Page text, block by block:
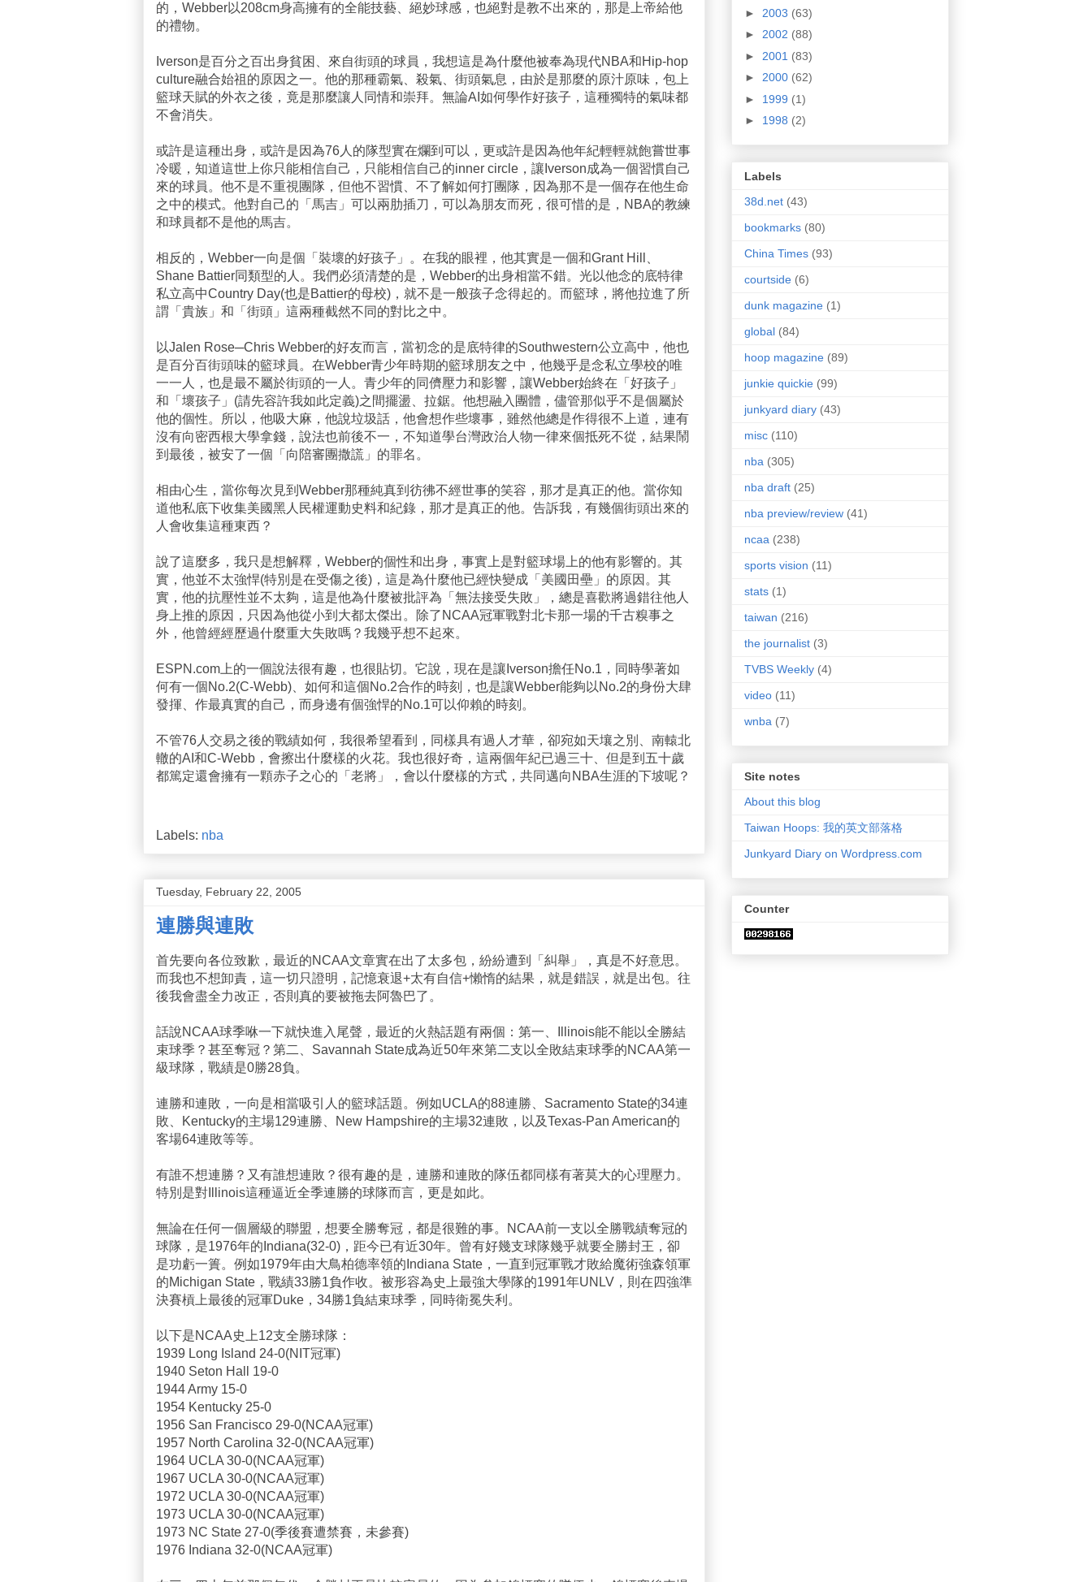
的，Webber以208cm身高擁有的全能技藝、絕妙球感，也絕對是教不出來的，那是上帝給他
的禮物。
Iverson是百分之百出身貧困、來自街頭的球員，我想這是為什麼他被奉為現代NBA和Hip-hop
culture融合始祖的原因之一。他的那種霸氣、殺氣、街頭氣息，由於是那麼的原汁原味，包上
籃球天賦的外衣之後，竟是那麼讓人同情和崇拜。無論AI如何學作好孩子，這種獨特的氣味都
不會消失。
或許是這種出身，或許是因為76人的隊型實在爛到可以，更或許是因為他年紀輕輕就飽嘗世事
冷暖，知道這世上你只能相信自己，只能相信自己的inner circle，讓Iverson成為一個習慣自己
來的球員。他不是不重視團隊，但他不習慣、不了解如何打團隊，因為那不是一個存在他生命
之中的模式。他對自己的「馬吉」可以兩肋插刀，可以為朋友而死，很可惜的是，NBA的教練
和球員都不是他的馬吉。
相反的，Webber一向是個「裝壞的好孩子」。在我的眼裡，他其實是一個和Grant Hill、
Shane Battier同類型的人。我們必須清楚的是，Webber的出身相當不錯。光以他念的底特律
私立高中Country Day(也是Battier的母校)，就不是一般孩子念得起的。而籃球，將他拉進了所
謂「貴族」和「街頭」這兩種截然不同的對比之中。
以Jalen Rose─Chris Webber的好友而言，當初念的是底特律的Southwestern公立高中，他也
是百分百街頭味的籃球員。在Webber青少年時期的籃球朋友之中，他幾乎是念私立學校的唯
一一人，也是最不屬於街頭的一人。青少年的同儕壓力和影響，讓Webber始終在「好孩子」
和「壞孩子」(請先容許我如此定義)之間擺盪、拉鋸。他想融入團體，儘管那似乎不是個屬於
他的個性。所以，他吸大麻，他說垃圾話，他會想作些壞事，雖然他總是作得很不上道，連有
沒有向密西根大學拿錢，說法也前後不一，不知道學台灣政治人物一律來個抵死不從，結果鬧
到最後，被安了一個「向陪審團撒謊」的罪名。
相由心生，當你每次見到Webber那種純真到彷彿不經世事的笑容，那才是真正的他。當你知
道他私底下收集美國黑人民權運動史料和紀錄，那才是真正的他。告訴我，有幾個街頭出來的
人會收集這種東西？
說了這麼多，我只是想解釋，Webber的個性和出身，事實上是對籃球場上的他有影響的。其
實，他並不太強悍(特別是在受傷之後)，這是為什麼他已經快變成「美國田壘」的原因。其
實，他的抗壓性並不太夠，這是他為什麼被批評為「無法接受失敗」，總是喜歡將過錯往他人
身上推的原因，只因為他從小到大都太傑出。除了NCAA冠軍戰對北卡那一場的千古糗事之
外，他曾經經歷過什麼重大失敗嗎？我幾乎想不起來。
ESPN.com上的一個說法很有趣，也很貼切。它說，現在是讓Iverson擔任No.1，同時學著如
何有一個No.2(C-Webb)、如何和這個No.2合作的時刻，也是讓Webber能夠以No.2的身份大肆
發揮、作最真實的自己，而身邊有個強悍的No.1可以仰賴的時刻。
不管76人交易之後的戰績如何，我很希望看到，同樣具有過人才華，卻宛如天壤之別、南轅北
轍的AI和C-Webb，會擦出什麼樣的火花。我也很好奇，這兩個年紀已過三十、但是到五十歲
都篤定還會擁有一顆赤子之心的「老將」，會以什麼樣的方式，共同邁向NBA生涯的下坡呢？
Labels: nba
Tuesday, February 22, 2005
連勝與連敗
首先要向各位致歉，最近的NCAA文章實在出了太多包，紛紛遭到「糾舉」，真是不好意思。
而我也不想卸責，這一切只證明，記憶衰退+太有自信+懶惰的結果，就是錯誤，就是出包。往
後我會盡全力改正，否則真的要被拖去阿魯巴了。
話說NCAA球季咻一下就快進入尾聲，最近的火熱話題有兩個：第一、Illinois能不能以全勝結
束球季？甚至奪冠？第二、Savannah State成為近50年來第二支以全敗結束球季的NCAA第一
級球隊，戰績是0勝28負。
連勝和連敗，一向是相當吸引人的籃球話題。例如UCLA的88連勝、Sacramento State的34連
敗、Kentucky的主場129連勝、New Hampshire的主場32連敗，以及Texas-Pan American的
客場64連敗等等。
有誰不想連勝？又有誰想連敗？很有趣的是，連勝和連敗的隊伍都同樣有著莫大的心理壓力。
特別是對Illinois這種逼近全季連勝的球隊而言，更是如此。
無論在任何一個層級的聯盟，想要全勝奪冠，都是很難的事。NCAA前一支以全勝戰績奪冠的
球隊，是1976年的Indiana(32-0)，距今已有近30年。曾有好幾支球隊幾乎就要全勝封王，卻
是功虧一簣。例如1979年由大鳥柏德率領的Indiana State，一直到冠軍戰才敗給魔術強森領軍
的Michigan State，戰績33勝1負作收。被形容為史上最強大學隊的1991年UNLV，則在四強準
決賽槓上最後的冠軍Duke，34勝1負結束球季，同時衛冕失利。
以下是NCAA史上12支全勝球隊：
1939 Long Island 24-0(NIT冠軍)
1940 Seton Hall 19-0
1944 Army 15-0
1954 Kentucky 25-0
1956 San Francisco 29-0(NCAA冠軍)
1957 North Carolina 32-0(NCAA冠軍)
1964 UCLA 30-0(NCAA冠軍)
1967 UCLA 30-0(NCAA冠軍)
1972 UCLA 30-0(NCAA冠軍)
1973 UCLA 30-0(NCAA冠軍)
1973 NC State 27-0(季後賽遭禁賽，未參賽)
1976 Indiana 32-0(NCAA冠軍)
► 2003 (63)
► 2002 (88)
► 2001 (83)
► 2000 (62)
► 1999 (1)
► 1998 (2)
Labels
38d.net (43)
bookmarks (80)
China Times (93)
courtside (6)
dunk magazine (1)
global (84)
hoop magazine (89)
junkie quickie (99)
junkyard diary (43)
misc (110)
nba (305)
nba draft (25)
nba preview/review (41)
ncaa (238)
sports vision (11)
stats (1)
taiwan (216)
the journalist (3)
TVBS Weekly (4)
video (11)
wnba (7)
Site notes
About this blog
Taiwan Hoops: 我的英文部落格
Junkyard Diary on Wordpress.com
Counter